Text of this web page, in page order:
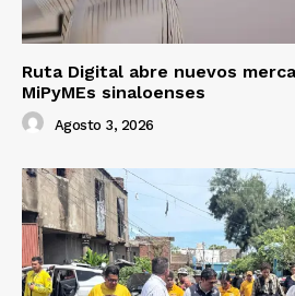
Ruta Digital abre nuevos
MiPyMEs sinaloenses
Agosto 3, 2026